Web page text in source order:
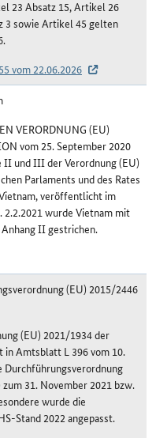
23 Absatz 15, Artikel 26
3 sowie Artikel 45 gelten
vom 22.06.2026
VERORDNUNG (EU)
vom 25. September 2020
II und III der Verordnung (EU)
Parlaments und des Rates
veröffentlicht im
wurde Vietnam mit
II gestrichen.
(EU) 2015/2446
(EU) 2021/1934 der
Amtsblatt L 396 vom 10.
Durchführungsverordnung
31. November 2021 bzw.
wurde die
Stand 2022 angepasst.